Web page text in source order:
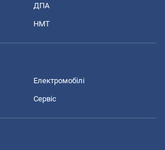
ДПА
НМТ
Електромобілі
Сервіс